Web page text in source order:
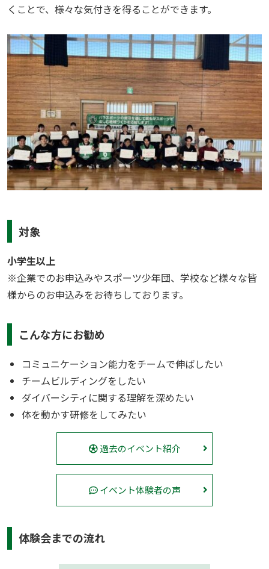
くことで、様々な気付きを得ることができます。
対象
小学生以上
※企業でのお申込みやスポーツ少年団、学校など様々な皆
様からのお申込みをお待ちしております。
こんな方にお勧め
コミュニケーション能力をチームで伸ばしたい
チームビルディングをしたい
ダイバーシティに関する理解を深めたい
体を動かす研修をしてみたい
過去のイベント紹介
イベント体験者の声
体験会までの流れ